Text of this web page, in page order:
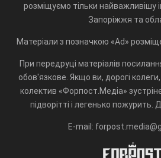
розміщуємо тільки найважливішу
Запоріжжя та
Матеріали з позначкою «Ad»
При передруці матеріалів
обов'язкове. Якщо ви, дорогі
колектив «Форпост.Медіа»
підворітті і легенько пожурить.
E-mail: